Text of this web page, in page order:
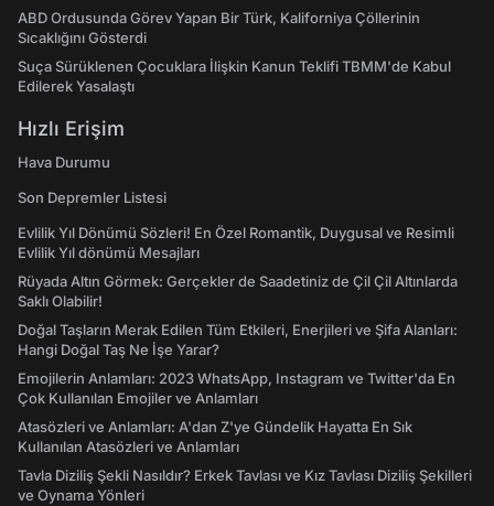
ABD Ordusunda Görev Yapan Bir Türk, Kaliforniya Çöllerinin
Sıcaklığını Gösterdi
Suça Sürüklenen Çocuklara İlişkin Kanun Teklifi TBMM'de Kabul
Edilerek Yasalaştı
Hızlı Erişim
Hava Durumu
Son Depremler Listesi
Evlilik Yıl Dönümü Sözleri! En Özel Romantik, Duygusal ve Resimli
Evlilik Yıl dönümü Mesajları
Rüyada Altın Görmek: Gerçekler de Saadetiniz de Çil Çil Altınlarda
Saklı Olabilir!
Doğal Taşların Merak Edilen Tüm Etkileri, Enerjileri ve Şifa Alanları:
Hangi Doğal Taş Ne İşe Yarar?
Emojilerin Anlamları: 2023 WhatsApp, Instagram ve Twitter'da En
Çok Kullanılan Emojiler ve Anlamları
Atasözleri ve Anlamları: A'dan Z'ye Gündelik Hayatta En Sık
Kullanılan Atasözleri ve Anlamları
Tavla Diziliş Şekli Nasıldır? Erkek Tavlası ve Kız Tavlası Diziliş Şekilleri
ve Oynama Yönleri